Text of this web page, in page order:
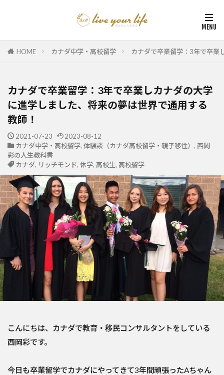
HOME カナダ中学・高校留学 カナダで卒業留学：3年で卒業
カナダで卒業留学：3年で卒業しカナダの大学
に進学しました、将来の夢は世界で通用する
教師！
2021-07-23
2023-08-12
カナダ中学・高校留学, 体験談（カナダ高校留学・親子移住） , 西岡
彩の人生教科書
カナダ, リッチモンド, 休学, 高校生, 高校留学
こんにちは、カナダで教育・移民コンサルタントをしている
西岡彩です。
今日も卒業留学でカナダにやってきて3年間頑張ったAちゃん